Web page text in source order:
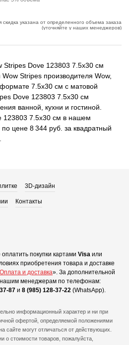
скидка указана от определенного объема заказа
(уточняйте у наших менеджеров)
Stripes Dove 123803 7.5x30 см
Wow Stripes производителя Wow,
7.5x30 см с матовой
Dove 123803 7.5x30 см
ванной, кухни и гостиной.
123803 7.5x30 см в нашем
цене 8 344 руб. за квадратный
3D-дизайн
Контакты
покупки картами Visa или
приобретения товара и доставке
Оплата и доставка». За дополнительной
менеджерам по телефонам:
87 и 8 (985) 128-37-22 (WhatsApp).
информационный характер и ни при
офертой, определяемой положениями
сайте могут отличаться от действующих.
о стоимости товаров, пожалуйста,